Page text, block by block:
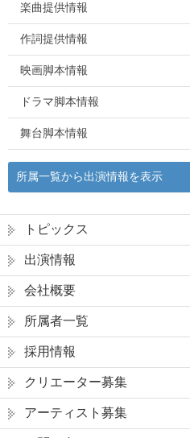
楽曲提供情報
作詞提供情報
映画脚本情報
ドラマ脚本情報
舞台脚本情報
所属一覧から出演情報を表示
トピックス
出演情報
会社概要
所属者一覧
採用情報
クリエーター募集
アーティスト募集